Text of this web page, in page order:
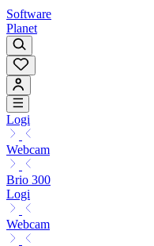
Software
Planet
Logi
Webcam
Brio 300
Logi
Webcam